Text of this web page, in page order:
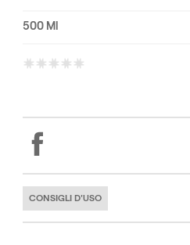
500 Ml
CONSIGLI D'USO